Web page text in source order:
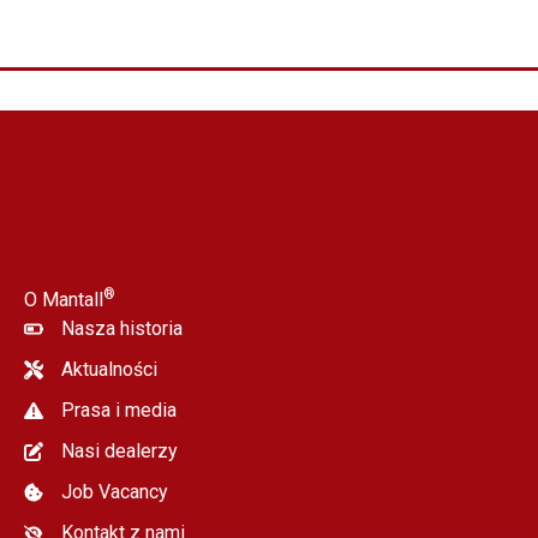
O Mantall®
Nasza historia
Aktualności
Prasa i media
Nasi dealerzy
Job Vacancy
Kontakt z nami